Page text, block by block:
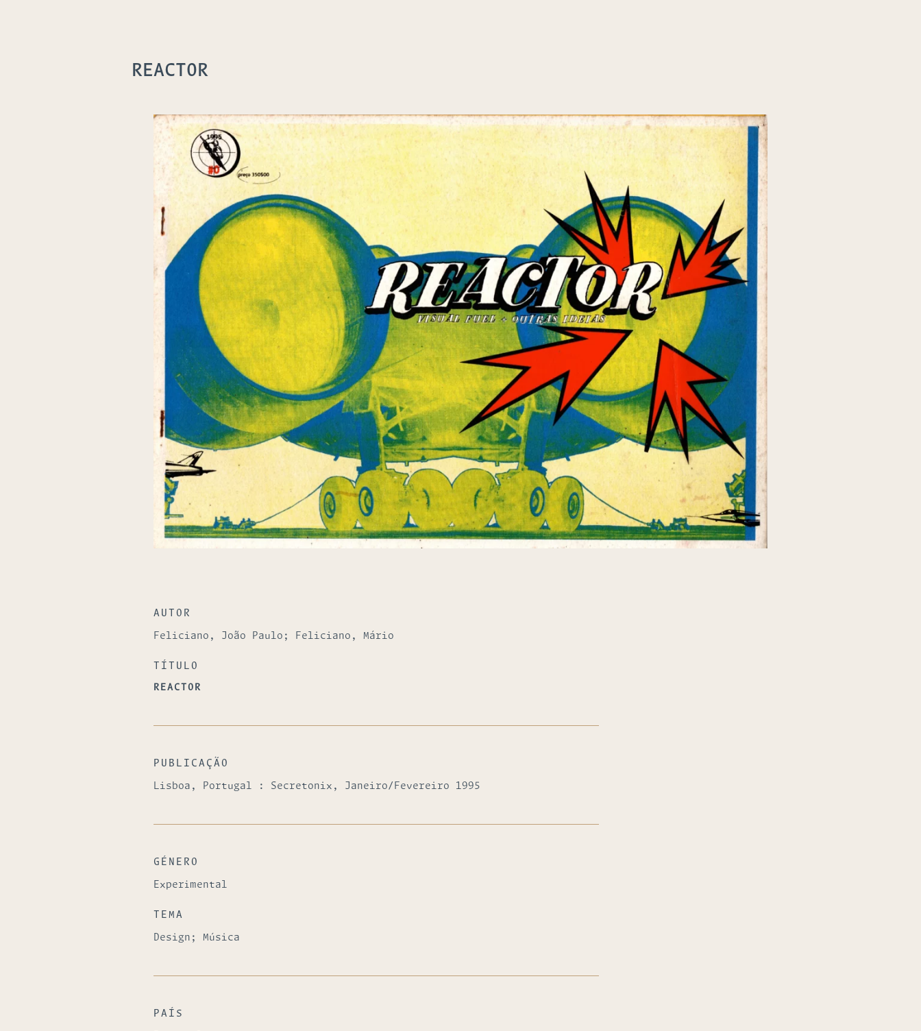
REACTOR
AUTOR
Feliciano, João Paulo; Feliciano, Mário
TÍTULO
REACTOR
PUBLICAÇÃO
Lisboa, Portugal : Secretonix, Janeiro/Fevereiro 1995
GÉNERO
Experimental
TEMA
Design; Música
PAÍS